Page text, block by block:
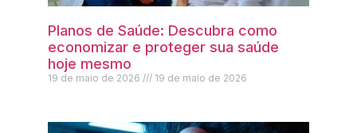
Planos de Saúde: Descubra como
economizar e proteger sua saúde
hoje mesmo
19 de maio de 2026 19 de maio de 2026